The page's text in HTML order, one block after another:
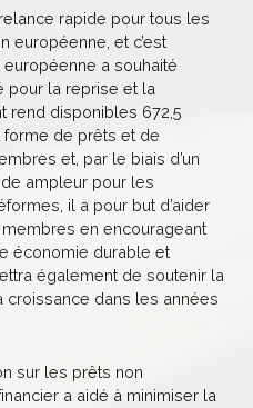
rapide pour tous les
européenne, et c’est
a souhaité
pour la reprise et la
rend disponibles 672,5
forme de prêts et de
et, par le biais d’un
ampleur pour les
il a pour but d’aider
en encourageant
économie durable et
également de soutenir la
croissance dans les années
sur les prêts non
a aidé à minimiser la